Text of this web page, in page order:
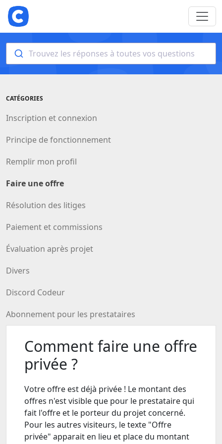
Trouvez les réponses à toutes vos questions
CATÉGORIES
Inscription et connexion
Principe de fonctionnement
Remplir mon profil
Faire une offre
Résolution des litiges
Paiement et commissions
Évaluation après projet
Divers
Discord Codeur
Abonnement pour les prestataires
Comment faire une offre
privée ?
Votre offre est déjà privée ! Le montant des
offres n'est visible que pour le prestataire qui
fait l'offre et le porteur du projet concerné.
Pour les autres visiteurs, le texte "Offre
privée" apparait en lieu et place du montant